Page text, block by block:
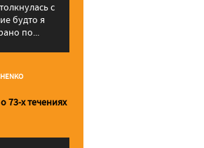
с
будто я
по...
73-х течениях